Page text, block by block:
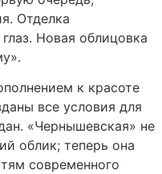
Отделка
Новая облицовка
к красоте
все условия для
«Чернышевская» не
облик; теперь она
современного